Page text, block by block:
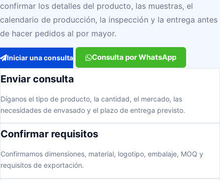
confirmar los detalles del producto, las muestras, el
calendario de producción, la inspección y la entrega antes
de hacer pedidos al por mayor.
Iniciar una consulta Consulta por WhatsApp
Enviar consulta
Díganos el tipo de producto, la cantidad, el mercado, las
necesidades de envasado y el plazo de entrega previsto.
Confirmar requisitos
Confirmamos dimensiones, material, logotipo, embalaje, MOQ y
requisitos de exportación.